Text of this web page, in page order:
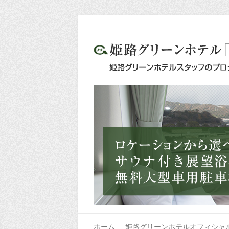
ホーム 姫路グリーンホテルオフィシャ